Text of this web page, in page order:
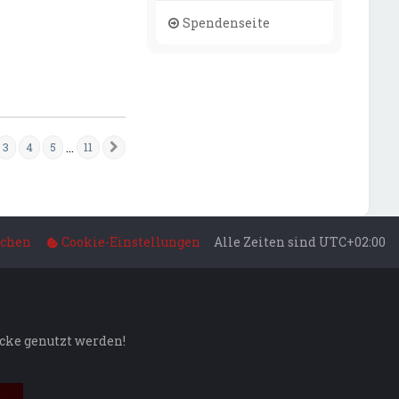
11
3 4 5 … 11
Spendenseite
Alle Zeiten sind UTC+02:00
Cookie-Einstellungen
genutzt werden!